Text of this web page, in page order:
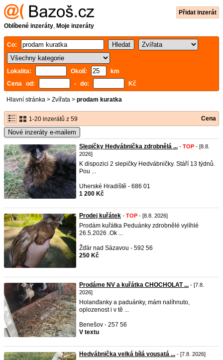
Přidat inzerát
Oblíbené inzeráty, Moje inzeráty
Co:
Lokalita: Okolí:
km
Cena od:
- do: Kč
Hlavní stránka > Zvířata > prodam kuratka
1-20 inzerátů z 59 Cena
Nové inzeráty e-mailem
Slepičky Hedvábnička zdrobnělá ... - TOP - [8.8.
2026]
K dispozici 2 slepičky Hedvábničky. Stáří 13 týdnů.
Pou ...
Uherské Hradiště - 686 01
1 200 Kč
Prodej kuřátek - TOP - [8.8. 2026]
Prodám kuřátka Peduánky zdrobnělé vylíhlé
26.5.2026 .Ok ...
Žďár nad Sázavou - 592 56
250 Kč
Prodáme NV a kuřátka CHOCHOLAT ... - [7.8.
2026]
Holanďanky a paduánky, mám nalíhnuto,
oplozenost i v tě ...
Benešov - 257 56
V textu
Hedvábnička velká bílá vousatá ... - [7.8. 2026]